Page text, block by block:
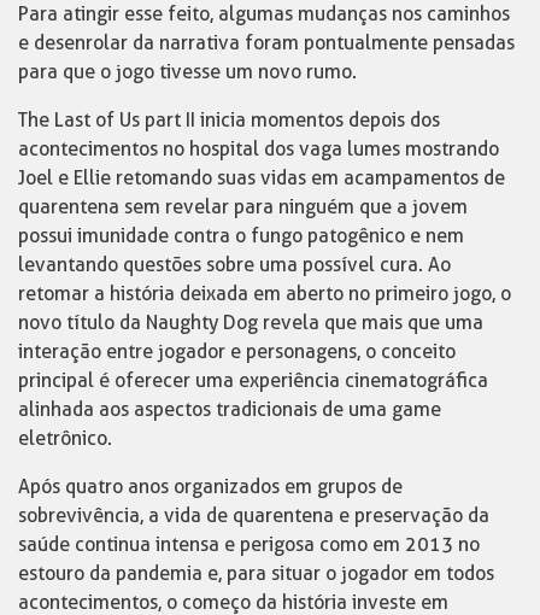
Para atingir esse feito, algumas mudanças nos caminhos
e desenrolar da narrativa foram pontualmente pensadas
para que o jogo tivesse um novo rumo.
The Last of Us part II inicia momentos depois dos
acontecimentos no hospital dos vaga lumes mostrando
Joel e Ellie retomando suas vidas em acampamentos de
quarentena sem revelar para ninguém que a jovem
possui imunidade contra o fungo patogênico e nem
levantando questões sobre uma possível cura. Ao
retomar a história deixada em aberto no primeiro jogo, o
novo título da Naughty Dog revela que mais que uma
interação entre jogador e personagens, o conceito
principal é oferecer uma experiência cinematográfica
alinhada aos aspectos tradicionais de uma game
eletrônico.
Após quatro anos organizados em grupos de
sobrevivência, a vida de quarentena e preservação da
saúde continua intensa e perigosa como em 2013 no
estouro da pandemia e, para situar o jogador em todos
acontecimentos, o começo da história investe em